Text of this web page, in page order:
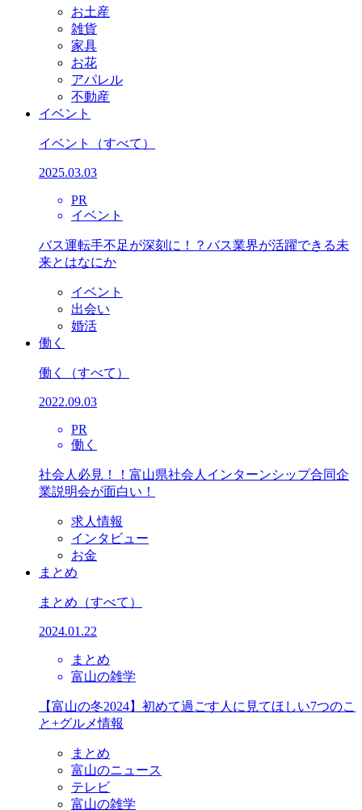
お土産
雑貨
家具
お花
アパレル
不動産
イベント
イベント （すべて）
2025.03.03
PR
イベント
バス運転手不足が深刻に！？バス業界が活躍できる未
来とはなにか
イベント
出会い
婚活
働く
働く （すべて）
2022.09.03
PR
働く
社会人必見！！富山県社会人インターンシップ合同企
業説明会が面白い！
求人情報
インタビュー
お金
まとめ
まとめ （すべて）
2024.01.22
まとめ
富山の雑学
【富山の冬2024】初めて過ごす人に見てほしい7つのこ
と+グルメ情報
まとめ
富山のニュース
テレビ
富山の雑学